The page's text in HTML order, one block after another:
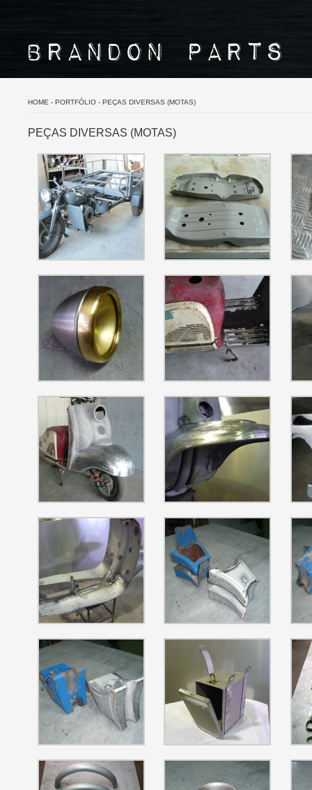
HOME - PORTFÓLIO - PEÇAS DIVERSAS (MOTAS)
PEÇAS DIVERSAS (MOTAS)